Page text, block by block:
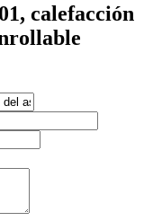
calefacción